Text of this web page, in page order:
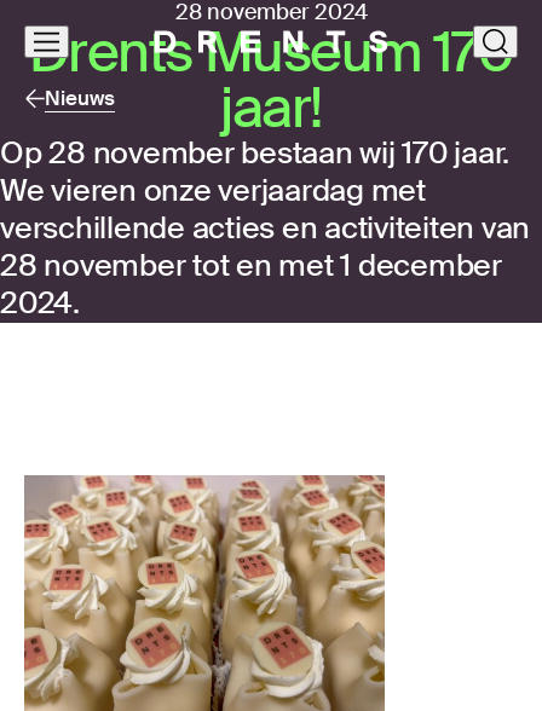
Navigatie
overslaan
Nieuws
28 november 2024
Drents Museum170
jaar!
Op 28 november bestaan wij 170 jaar.
We vieren onze verjaardag met
verschillende acties en activiteiten van
28 november tot en met 1 december
2024.